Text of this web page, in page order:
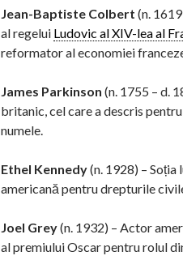
Jean-Baptiste Colbert (n.
al regelui Ludovic al XIV-lea al
reformator al economiei
James Parkinson (n. 1755 – d.
britanic, cel care a descris
numele.
Ethel Kennedy(n. 1928) –
americană pentru drepturile
Joel Grey(n. 1932) – Actor
al premiului Oscar pentru rolul